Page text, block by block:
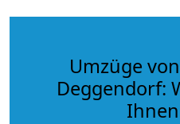
Umzüge
Deggendorf: